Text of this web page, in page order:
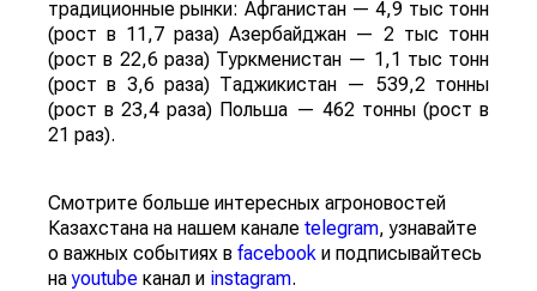
традиционные рынки: Афганистан — 4,9 тыс тонн
(рост в 11,7 раза) Азербайджан — 2 тыс тонн
(рост в 22,6 раза) Туркменистан — 1,1 тыс тонн
(рост в 3,6 раза) Таджикистан — 539,2 тонны
(рост в 23,4 раза) Польша — 462 тонны (рост в
21 раз).
Смотрите больше интересных агроновостей
Казахстана на нашем канале telegram, узнавайте
о важных событиях в facebook и подписывайтесь
наyoutube канал и instagram.